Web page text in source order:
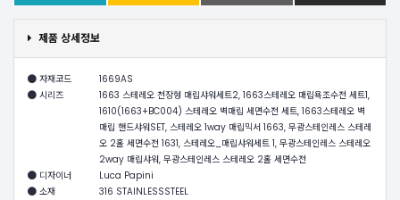
제품 상세정보
자재코드
1669AS
시리즈
1663 스테레오 천장형 매립샤워세트2, 1663스테레오 매립욕조수전 세트1,
1610(1663+BC004) 스테레오 벽매립 세면수전 세트, 1663스테레오 벽
매립 핸드샤워SET, 스테레오 1way 매립믹서 1663, 무광스테인레스 스테레
오 2홀 세면수전 1631, 스테레오_매립샤워세트 1, 무광스테인레스 스테레오
2way 매립샤워, 무광스테인레스 스테레오 2홀 세면수전
디자이너
Luca Papini
소재
316 STAINLESSSTEEL